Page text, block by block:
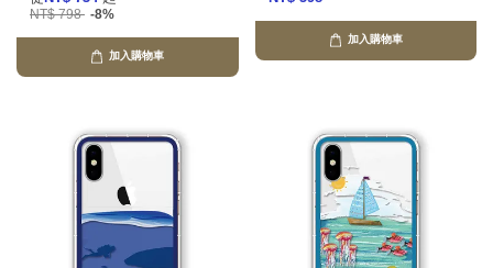
NT$ 798 -8%
加入購物車
加入購物車